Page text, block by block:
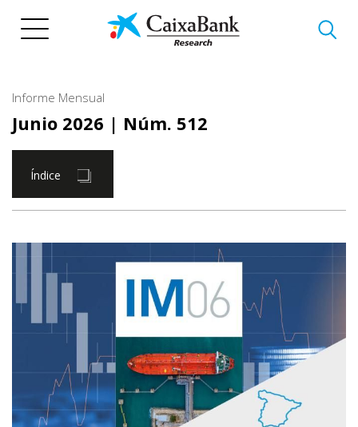
Informe Mensual
Junio 2026 | Núm. 512
Índice